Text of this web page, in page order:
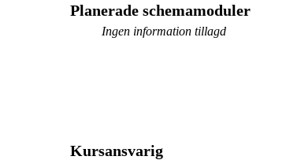
Planerade schemamoduler
Ingen information tillagd
Kursansvarig